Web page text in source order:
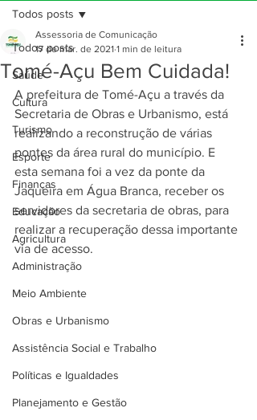
Todos posts
Saúde
Cultura
Turismo
Esporte
Finanças
Educação
Agricultura
Administração
Meio Ambiente
Obras e Urbanismo
Assistência Social e Trabalho
Políticas e Igualdades
Planejamento e Gestão
Todos posts
Tomé-Açu Bem Cuidada!
Assessoria de Comunicação
17 de mar. de 2021 1 min de leitura
A prefeitura de Tomé-Açu a través da
Secretaria de Obras e Urbanismo, está
realizando a reconstrução de várias
pontes da área rural do município. E
esta semana foi a vez da ponte da
Jaqueira em Água Branca, receber os
servidores da secretaria de obras, para
realizar a recuperação dessa importante
via de acesso.